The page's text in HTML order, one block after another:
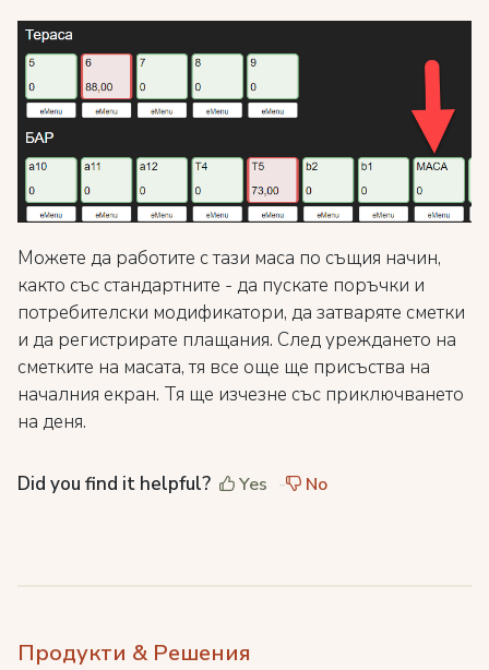
Можете да работите с тази маса по същия начин,
както със стандартните - да пускате поръчки и
потребителски модификатори, да затваряте сметки
и да регистрирате плащания. След уреждането на
сметките на масата, тя все още ще присъства на
началния екран. Тя ще изчезне със приключването
на деня.
Did you find it helpful? Yes No
Продукти & Решения